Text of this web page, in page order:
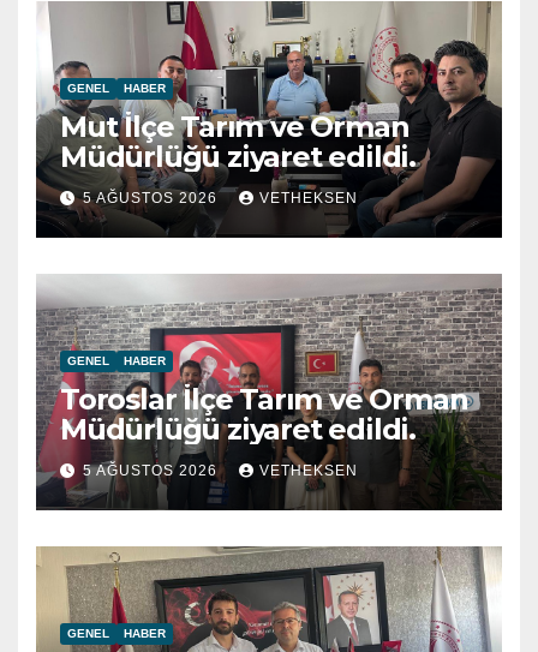
GENEL HABER
Mut İlçe Tarım ve Orman
Müdürlüğü ziyaret edildi.
5 AĞUSTOS 2026 VETHEKSEN
GENEL HABER
Toroslar İlçe Tarım ve Orman
Müdürlüğü ziyaret edildi.
5 AĞUSTOS 2026 VETHEKSEN
GENEL HABER